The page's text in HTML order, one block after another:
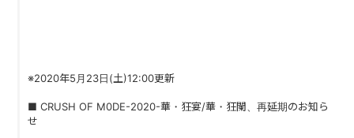
※2020年5月23日(土)12:00更新
■ CRUSH OF M0DE-2020-華・狂宴/華・狂闌、再延期のお知ら
せ